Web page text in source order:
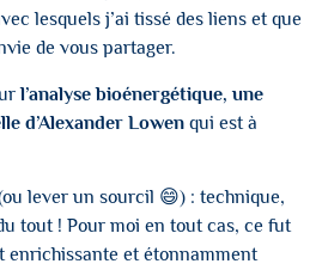
lesquels j’ai tissé des liens et que
de vous partager.
l’analyse bioénergétique, une
d’Alexander Lowen qui est à
lever un sourcil 😄) : technique,
tout ! Pour moi en tout cas, ce fut
enrichissante et étonnamment